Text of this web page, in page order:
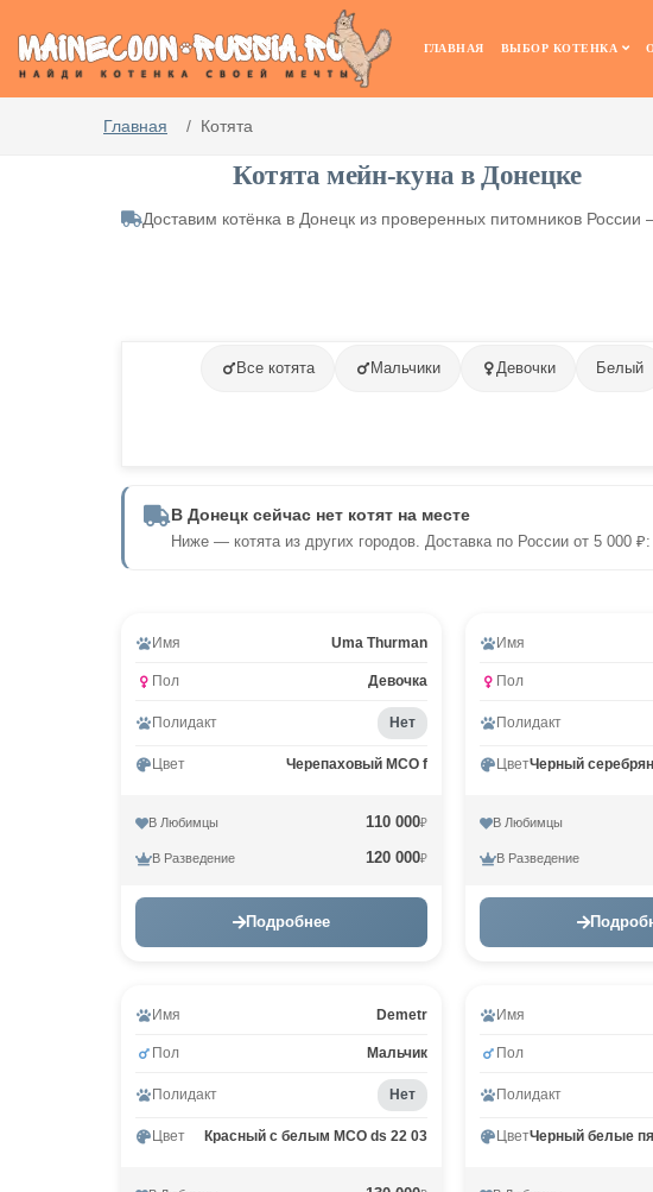
ГЛАВНАЯ ВЫБОР КОТЕНКА
Главная Котята
Котята мейн-куна в Донецке
Доставим котёнка в Донецк из проверенных питомников
Все котята Мальчики Девочки Белый
В Донецк сейчас нет котят на месте
Ниже — котята из других городов. Доставка по России от 5 000
Видео
Имя Uma Thurman
Пол Девочка
Полидакт Нет
Цвет Черепаховый MCO f
В Любимцы 110 000₽
В Разведение 120 000₽
Подробнее
Видео
Имя
Пол
Полидакт
Цвет
В Любимцы
В Разведение
Имя Demetr
Пол Мальчик
Полидакт Нет
Цвет Красный с белым MCO ds 22 03
Имя
Пол
Полидакт
Цвет